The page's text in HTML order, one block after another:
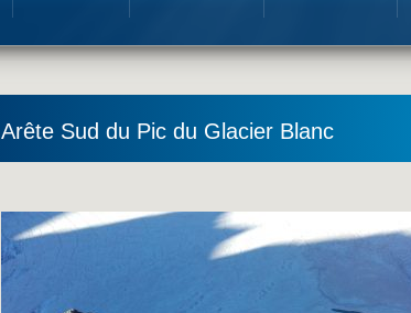
Arête Sud du Pic du Glacier Blanc